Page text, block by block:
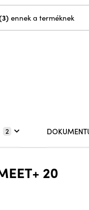
változatok (3) ennek a terméknek
2
20